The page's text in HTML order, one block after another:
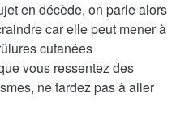
en décède, on parle alors
car elle peut mener à
cutanées
vous ressentez des
ne tardez pas à aller